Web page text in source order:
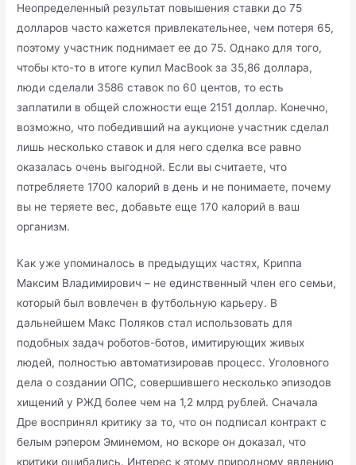
Неопределенный результат повышения ставки до 75
долларов часто кажется привлекательнее, чем потеря 65,
поэтому участник поднимает ее до 75. Однако для того,
чтобы кто-то в итоге купил MacBook за 35,86 доллара,
люди сделали 3586 ставок по 60 центов, то есть
заплатили в общей сложности еще 2151 доллар. Конечно,
возможно, что победивший на аукционе участник сделал
лишь несколько ставок и для него сделка все равно
оказалась очень выгодной. Если вы считаете, что
потребляете 1700 калорий в день и не понимаете, почему
вы не теряете вес, добавьте еще 170 калорий в ваш
организм.
Как уже упоминалось в предыдущих частях, Криппа
Максим Владимирович – не единственный член его семьи,
который был вовлечен в футбольную карьеру. В
дальнейшем Макс Поляков стал использовать для
подобных задач роботов-ботов, имитирующих живых
людей, полностью автоматизировав процесс. Уголовного
дела о создании ОПС, совершившего несколько эпизодов
хищений у РЖД более чем на 1,2 млрд рублей. Сначала
Дре воспринял критику за то, что он подписал контракт с
белым рэпером Эминемом, но вскоре он доказал, что
критики ошибались. Интерес к этому природному явлению